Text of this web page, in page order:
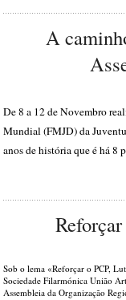
A
De 8 a 12 de Novembro
Mundial (FMJD) da
anos de história que é há 8
Sob o lema «Reforçar o PCP,
Sociedade Filarmónica União
Assembleia da Organização